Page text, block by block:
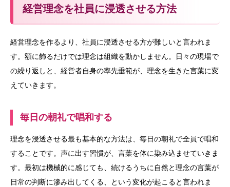
経営理念を社員に浸透させる方法
経営理念を作るより、社員に浸透させる方が難しいと言われま
す。額に飾るだけでは理念は組織を動かしません。日々の現場で
の繰り返しと、経営者自身の率先垂範が、理念を生きた言葉に変
えていきます。
毎日の朝礼で唱和する
理念を浸透させる最も基本的な方法は、毎日の朝礼で全員で唱和
することです。声に出す習慣が、言葉を体に染み込ませていきま
す。最初は機械的に感じても、続けるうちに自然と理念の言葉が
日常の判断に滲み出してくる、という変化が起こると言われま